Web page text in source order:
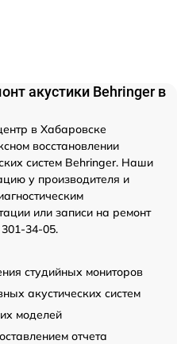
акустики Behringer в
в Хабаровске
восстановлении
систем Behringer. Наши
у производителя и
или записи на ремонт
34-05.
студийных мониторов
акустических систем
моделей
отчета